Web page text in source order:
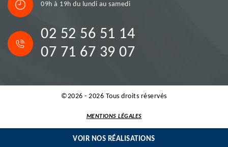
09h à 19h du lundi au samedi
02 52 56 51 14
07 71 67 39 07
©2026 - 2026 Tous droits réservés
MENTIONS LÉGALES
VOIR NOS RÉALISATIONS